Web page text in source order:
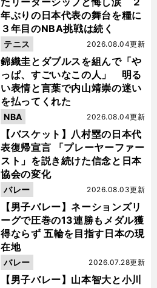
年ぶりの日本代表の舞台を糧に
３年目のNBA挑戦は続く
錦織圭とダブルスを組んで「や
っぱ、すごいなこの人」 明る
い表情と言葉で内山靖崇の迷い
を払ってくれた
2026.08.04更新
テニス
【バスケット】八村塁の日本代
表復帰宣言 「プレーヤーファー
スト」を説き続けた信念と日本
協会の変化
2026.08.04更新
NBA
【男子バレー】ネーションズリ
ーグで圧巻の13連勝もメダル獲
得ならず 五輪を目指す日本の現
在地
2026.08.03更新
バレー
【男子バレー】山本智大と小川
2026.07.28更新
バレー